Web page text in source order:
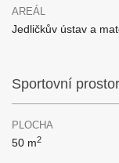
AREÁL
Jedličkův ústav a
Sportovní
PLOCHA
50 m2